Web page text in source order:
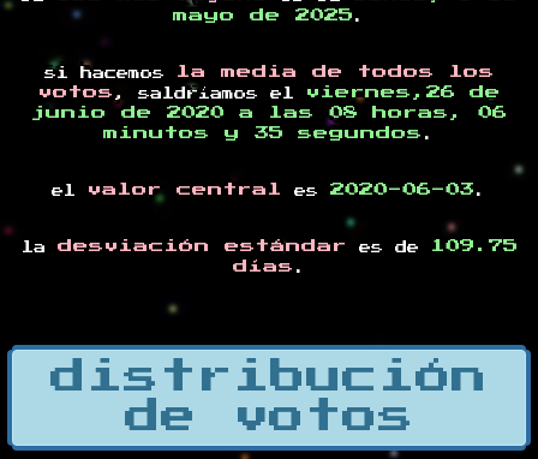
mayo de 2025 .
si hacemos
la media de todos los
votos , saldríamos el
viernes,26 de
junio de 2020 a las 08 horas, 06
minutos y 35 segundos .
el valor central es 2020-06-03 .
la desviación estándar es de
109.75
días .
distribución
de votos